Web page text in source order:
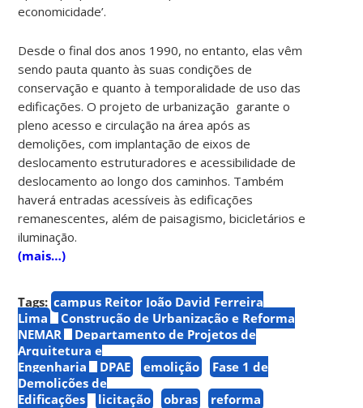
economicidade’.
Desde o final dos anos 1990, no entanto, elas vêm
sendo pauta quanto às suas condições de
conservação e quanto à temporalidade de uso das
edificações. O projeto de urbanização garante o
pleno acesso e circulação na área após as
demolições, com implantação de eixos de
deslocamento estruturadores e acessibilidade de
deslocamento ao longo dos caminhos. Também
haverá entradas acessíveis às edificações
remanescentes, além de paisagismo, bicicletários e
iluminação.
(mais…)
Tags: campus Reitor João David Ferreira
Lima
Construção de Urbanização e Reforma
NEMAR
Departamento de Projetos de
Arquitetura e
Engenharia
DPAE emolição
Fase 1 de
Demolições de
Edificações
licitação obras reforma